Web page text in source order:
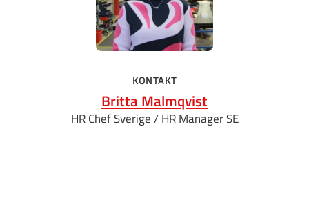
KONTAKT
Britta Malmqvist
HR Chef Sverige / HR Manager SE